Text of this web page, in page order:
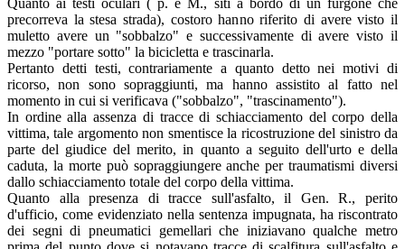
precorreva la stesa strada), costoro hanno riferito di avere visto il
muletto avere un "sobbalzo" e successivamente di avere visto il
mezzo "portare sotto" la bicicletta e trascinarla.
Pertanto detti testi, contrariamente a quanto detto nei motivi di
ricorso, non sono sopraggiunti, ma hanno assistito al fatto nel
momento in cui si verificava ("sobbalzo", "trascinamento").
In ordine alla assenza di tracce di schiacciamento del corpo della
vittima, tale argomento non smentisce la ricostruzione del sinistro da
parte del giudice del merito, in quanto a seguito dell'urto e della
caduta, la morte può sopraggiungere anche per traumatismi diversi
dallo schiacciamento totale del corpo della vittima.
Quanto alla presenza di tracce sull'asfalto, il Gen. R., perito
d'ufficio, come evidenziato nella sentenza impugnata, ha riscontrato
dei segni di pneumatici gemellari che iniziavano qualche metro